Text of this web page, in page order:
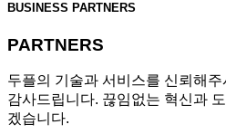
BUSINESS PARTNERS
PARTNERS
두플의 기술과 서비스를 신뢰해
감사드립니다. 끊임없는 혁신과
겠습니다.